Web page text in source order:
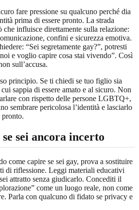
fare pressione su qualcuno perché dia
prima di essere pronto. La strada
che influisce direttamente sulla relazione:
confini e sicurezza emotiva.
“Sei segretamente gay?”, potresti
e voglio capire cosa stai vivendo”. Così
sull’accusa.
principio. Se ti chiedi se tuo figlio sia
sappia di essere amato e al sicuro. Non
con rispetto delle persone LGBTQ+,
sembrare pericolosa l’identità e lasciarlo
pronto.
sei ancora incerto
come capire se sei gay, prova a sostituire
di riflessione. Leggi materiali educativi
attratto senza giudicarlo. Concediti il
come un luogo reale, non come
Parla con qualcuno di fidato se privacy e